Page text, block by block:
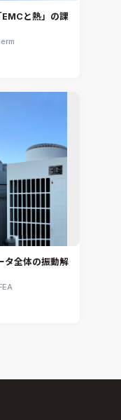
と熱」の課
タ全体の振動解